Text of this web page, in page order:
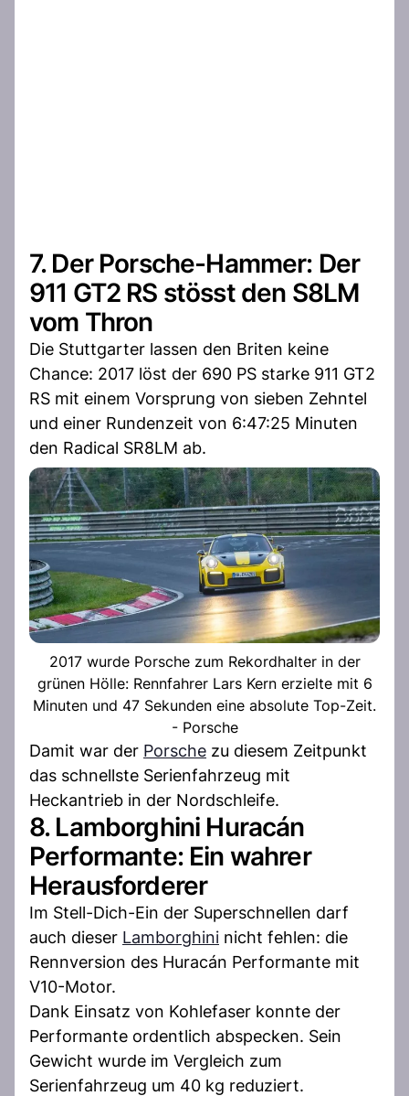
7. Der Porsche-Hammer: Der
911 GT2 RS stösst den S8LM
vom Thron
Die Stuttgarter lassen den Briten keine
Chance: 2017 löst der 690 PS starke 911 GT2
RS mit einem Vorsprung von sieben Zehntel
und einer Rundenzeit von 6:47:25 Minuten
den Radical SR8LM ab.
2017 wurde Porsche zum Rekordhalter in der
grünen Hölle: Rennfahrer Lars Kern erzielte mit 6
Minuten und 47 Sekunden eine absolute Top-Zeit.
- Porsche
Damit war der Porsche zu diesem Zeitpunkt
das schnellste Serienfahrzeug mit
Heckantrieb in der Nordschleife.
8. Lamborghini Huracán
Performante: Ein wahrer
Herausforderer
Im Stell-Dich-Ein der Superschnellen darf
auch dieser Lamborghini nicht fehlen: die
Rennversion des Huracán Performante mit
V10-Motor.
Dank Einsatz von Kohlefaser konnte der
Performante ordentlich abspecken. Sein
Gewicht wurde im Vergleich zum
Serienfahrzeug um 40 kg reduziert.